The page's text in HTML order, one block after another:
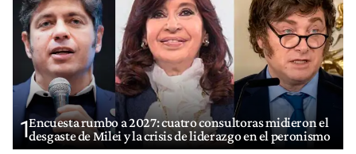
1Encuesta rumbo a 2027: cuatro consultoras midieron el
desgaste de Milei y la crisis de liderazgo en el peronismo